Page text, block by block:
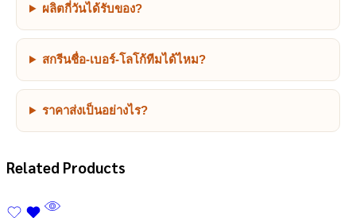
ผลิตกี่วันได้รับของ?
สกรีนชื่อ-เบอร์-โลโก้ทีมได้ไหม?
ราคาส่งเป็นอย่างไร?
Related Products